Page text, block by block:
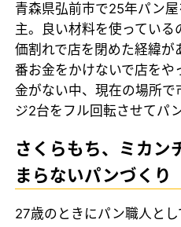
青森県弘前市で25年パン
主。良い材料を使ってい
価割れで店を閉めた経緯
番お金をかけないで店をや
金がない中、現在の場所
ジ2台をフル回転させてパ
さくらもち、ミカン
まらないパンづくり
27歳のときにパン職人と